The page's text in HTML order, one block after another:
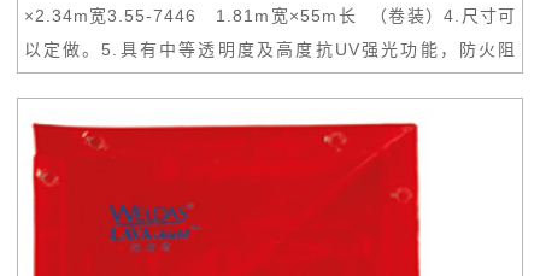
×2.34m宽3.55-7446 1.81m宽×55m长 （卷装）4.尺寸可
以定做。5.具有中等透明度及高度抗UV强光功能，防火阻
合框架上，或可悬挂在轨道上组成活动的焊接屏风。